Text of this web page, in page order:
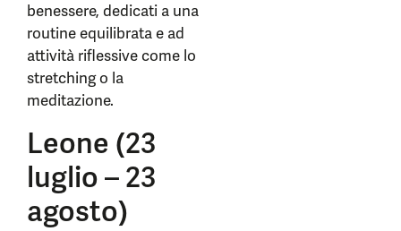
benessere, dedicati a una
routine equilibrata e ad
attività riflessive come lo
stretching o la
meditazione.
Leone (23
luglio – 23
agosto)